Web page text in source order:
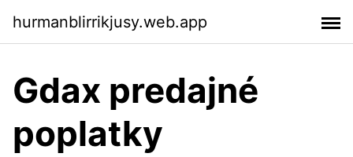
hurmanblirrikjusy.web.app
Gdax predajné
poplatky